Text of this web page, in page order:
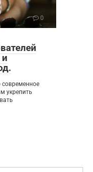
0
и
современное
укрепить